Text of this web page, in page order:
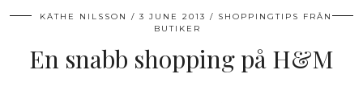
KÄTHE NILSSON 3 JUNE 2013
SHOPPINGTIPS FRÅN
BUTIKER
En snabb shopping på H&M